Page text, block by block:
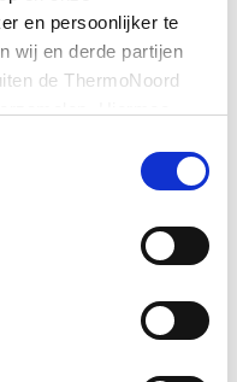
en persoonlijker te
wij en derde partijen
de ThermoNoord
aan. We slaan je
KB
, 24 KB